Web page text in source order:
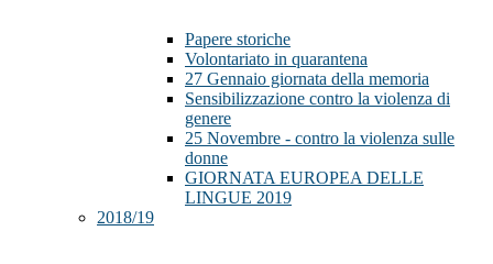
Papere storiche
Volontariato in quarantena
27 Gennaio giornata della memoria
Sensibilizzazione contro la violenza di
genere
25 Novembre - contro la violenza sulle
donne
GIORNATA EUROPEA DELLE
LINGUE 2019
2018/19